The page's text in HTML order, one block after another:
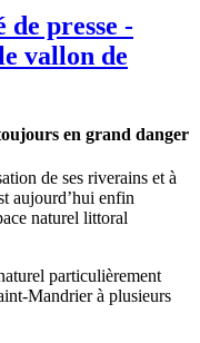
presse -
vallon de
en grand danger
de ses riverains et à
aujourd’hui enfin
naturel littoral
particulièrement
Mandrier à plusieurs